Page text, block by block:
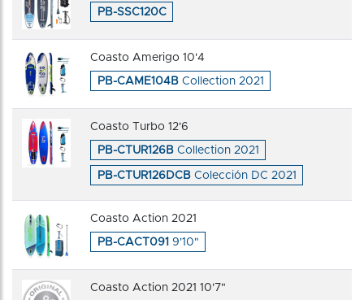
PB-SSC120C
Coasto Amerigo 10'4
PB-CAME104B Collection 2021
Coasto Turbo 12'6
PB-CTUR126B Collection 2021
PB-CTUR126DCB Colección DC 2021
Coasto Action 2021
PB-CACT091 9'10"
Coasto Action 2021 10'7"